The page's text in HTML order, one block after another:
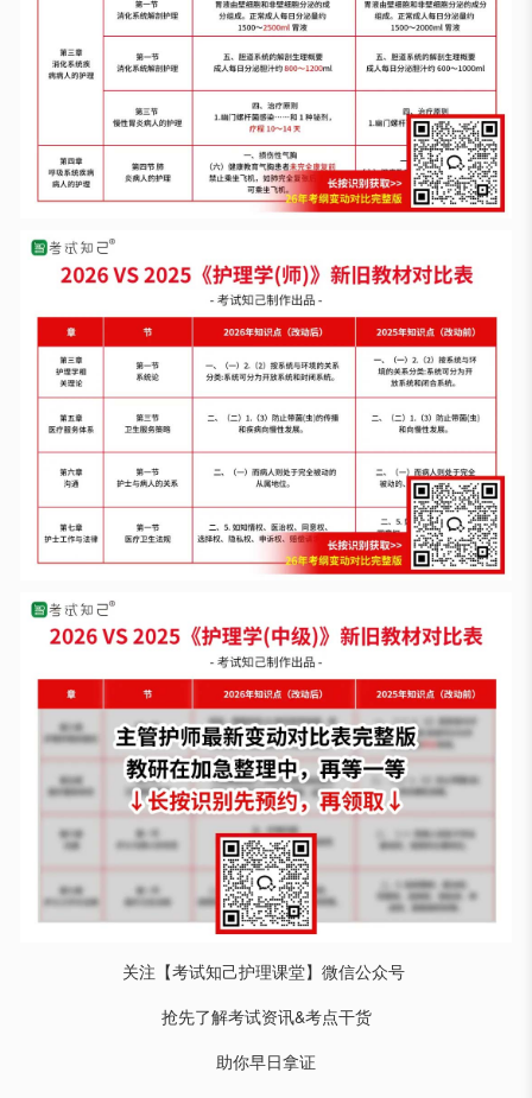
关注【考试知己护理课堂】微信公众号
抢先了解考试资讯&考点干货
助你早日拿证